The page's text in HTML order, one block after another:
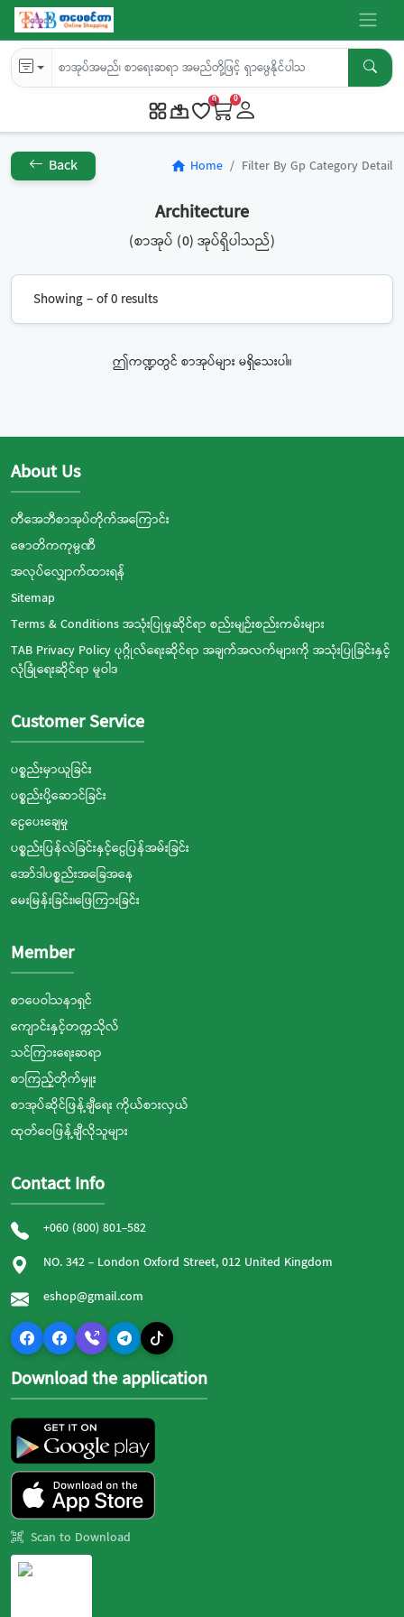
0 0
Back home Home Filter By Gp Category Detail
Architecture
(စာအုပ် (0) အုပ်ရှိပါသည်)
Showing – of 0 results
ဤကဏ္ဍတွင် စာအုပ်များ မရှိသေးပါ။
About Us
တီအေဘီစာအုပ်တိုက်အကြောင်း
ဇောတိကကုမ္ပဏီ
အလုပ်လျှောက်ထားရန်
Sitemap
Terms & Conditions အသုံးပြုမှုဆိုင်ရာ စည်းမျဉ်းစည်းကမ်းများ
TAB Privacy Policy ပုဂ္ဂိုလ်ရေးဆိုင်ရာ အချက်အလက်များကို အသုံးပြုခြင်းနှင့်
လုံခြုံရေးဆိုင်ရာ မူဝါဒ
Customer Service
ပစ္စည်းမှာယူခြင်း
ပစ္စည်းပို့ဆောင်ခြင်း
ငွေပေးချေမှု
ပစ္စည်းပြန်လဲခြင်းနှင့်ငွေပြန်အမ်းခြင်း
အော်ဒါပစ္စည်းအခြေအနေ
မေးမြန်းခြင်း၊ဖြေကြားခြင်း
Member
စာပေဝါသနာရှင်
ကျောင်းနှင့်တက္ကသိုလ်
သင်ကြားရေးဆရာ
စာကြည့်တိုက်မှူး
စာအုပ်ဆိုင်ဖြန့်ချီရေး ကိုယ်စားလှယ်
ထုတ်ဝေဖြန့်ချီလိုသူများ
Contact Info
+060 (800) 801-582
NO. 342 - London Oxford Street, 012 United Kingdom
eshop@gmail.com
Download the application
Scan to Download